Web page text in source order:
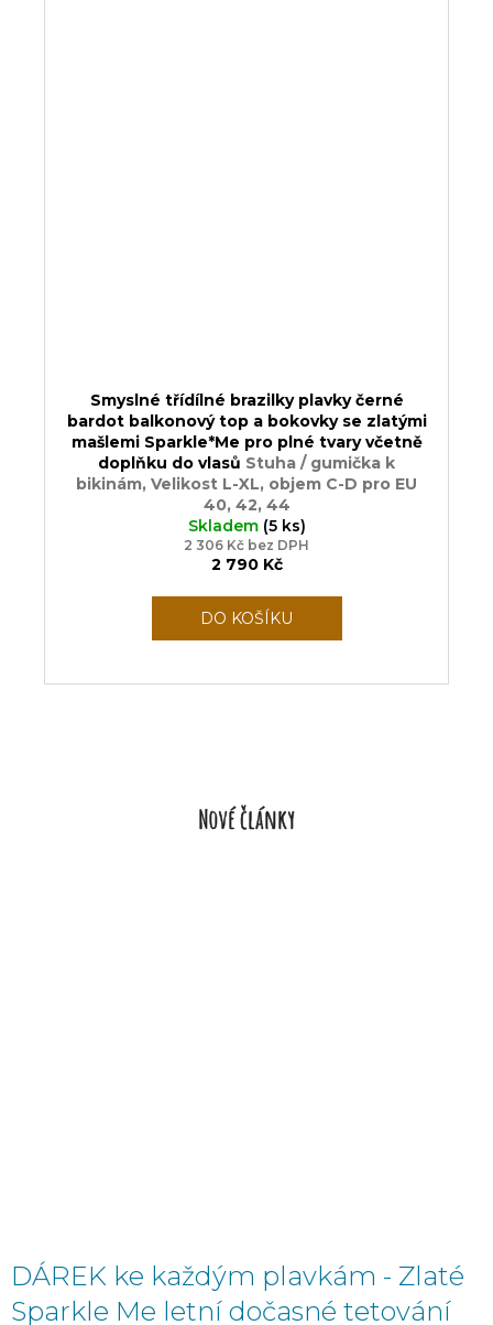
Smyslné třídílné brazilky plavky černé
bardot balkonový top a bokovky se zlatými
mašlemi Sparkle*Me pro plné tvary včetně
doplňku do vlasů Stuha / gumička k
bikinám, Velikost L-XL, objem C-D pro EU
40, 42, 44
Skladem (5 ks)
2 306 Kč bez DPH
2 790 Kč
DO KOŠÍKU
Nové články
DÁREK ke každým plavkám - Zlaté
Sparkle Me letní dočasné tetování